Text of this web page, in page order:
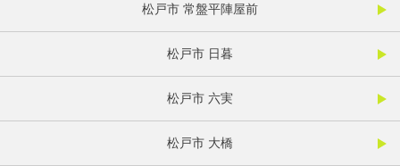
松戸市 常盤平陣屋前
松戸市 日暮
松戸市 六実
松戸市 大橋